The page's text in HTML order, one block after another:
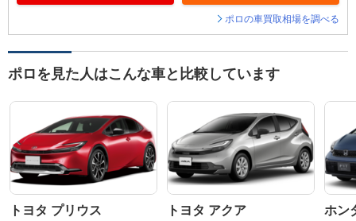
ポロの車買取相場を調べる
ポロを見た人はこんな車と比較しています
トヨタ プリウス トヨタ アクア ホン